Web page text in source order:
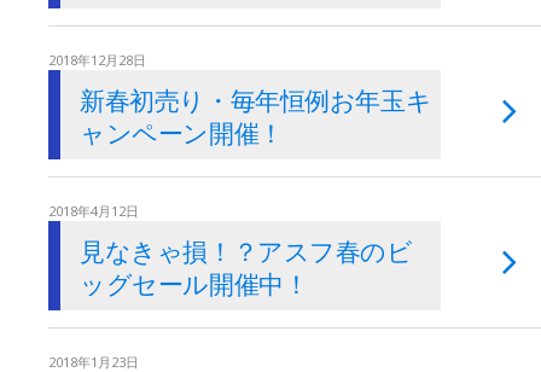
2018年12月28日
新春初売り・毎年恒例お年玉キ
ャンペーン開催！
2018年4月12日
見なきゃ損！？アスフ春のビ
ッグセール開催中！
2018年1月23日